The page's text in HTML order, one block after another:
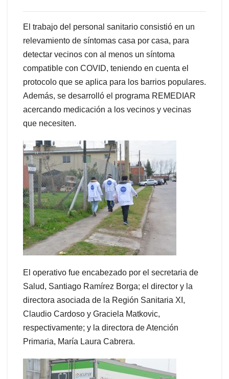
El trabajo del personal sanitario consistió en un
relevamiento de síntomas casa por casa, para
detectar vecinos con al menos un síntoma
compatible con COVID, teniendo en cuenta el
protocolo que se aplica para los barrios populares.
Además, se desarrolló el programa REMEDIAR
acercando medicación a los vecinos y vecinas
que necesiten.
El operativo fue encabezado por el secretaria de
Salud, Santiago Ramírez Borga; el director y la
directora asociada de la Región Sanitaria XI,
Claudio Cardoso y Graciela Matkovic,
respectivamente; y la directora de Atención
Primaria, María Laura Cabrera.